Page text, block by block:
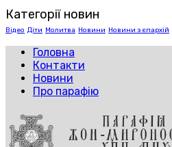
Категорії новин
Відео Діти Молитва Новини Новини з єпархій
Головна
Контакти
Новини
Про парафію